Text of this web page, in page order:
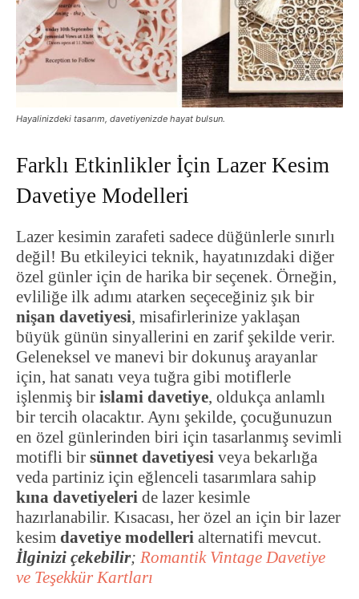
Hayalinizdeki tasarım, davetiyenizde hayat bulsun.
Farklı Etkinlikler İçin Lazer Kesim
Davetiye Modelleri
Lazer kesimin zarafeti sadece düğünlerle sınırlı
değil! Bu etkileyici teknik, hayatınızdaki diğer
özel günler için de harika bir seçenek. Örneğin,
evliliğe ilk adımı atarken seçeceğiniz şık bir
nişan davetiyesi, misafirlerinize yaklaşan
büyük günün sinyallerini en zarif şekilde verir.
Geleneksel ve manevi bir dokunuş arayanlar
için, hat sanatı veya tuğra gibi motiflerle
işlenmiş bir islami davetiye, oldukça anlamlı
bir tercih olacaktır. Aynı şekilde, çocuğunuzun
en özel günlerinden biri için tasarlanmış sevimli
motifli bir sünnet davetiyesi veya bekarlığa
veda partiniz için eğlenceli tasarımlara sahip
kına davetiyeleri de lazer kesimle
hazırlanabilir. Kısacası, her özel an için bir lazer
kesim davetiye modelleri alternatifi mevcut.
İlginizi çekebilir; Romantik Vintage Davetiye
ve Teşekkür Kartları